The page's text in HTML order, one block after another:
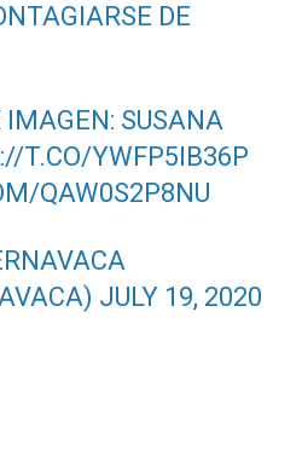
DE
SUSANA
T.CO/YWFP5IB36P
QAW0S2P8NU
JULY 19, 2020